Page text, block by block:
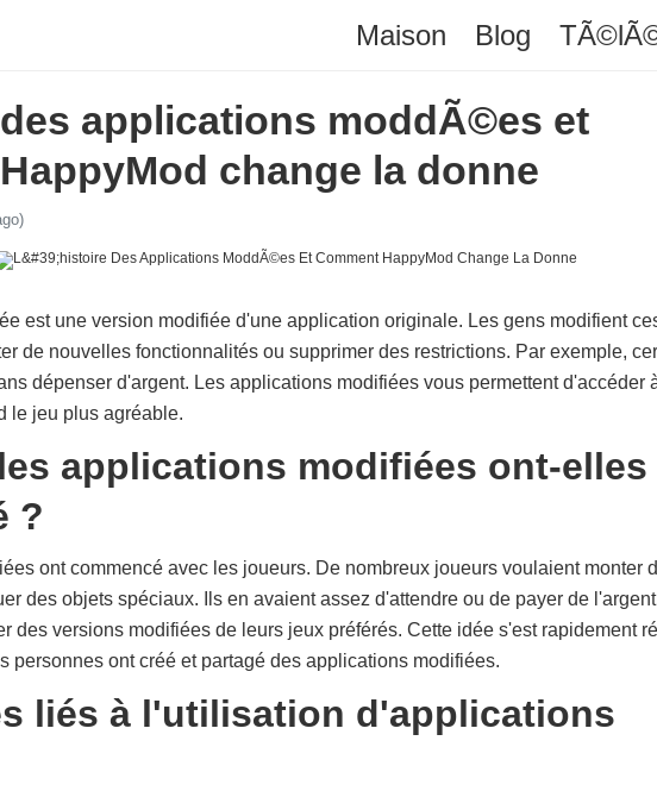
Maison Blog
applications moddÃ©es et
change la donne
est une version modifiée d'une application originale. Les gens modifient
de nouvelles fonctionnalités ou supprimer des restrictions. Par exemple,
dépenser d'argent. Les applications modifiées vous permettent d'accéder
le jeu plus agréable.
applications modifiées ont-elles
?
ont commencé avec les joueurs. De nombreux joueurs voulaient monter
des objets spéciaux. Ils en avaient assez d'attendre ou de payer de
des versions modifiées de leurs jeux préférés. Cette idée s'est rapidement
personnes ont créé et partagé des applications modifiées.
liés à l'utilisation d'applications